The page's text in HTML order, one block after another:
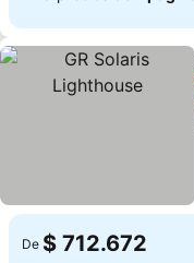
De $ 712.672